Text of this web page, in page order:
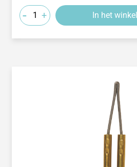
- + In het